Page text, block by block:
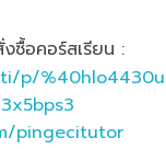
ซื้อคอร์สเรียน :
p/%40hlo4430u
pingecitutor